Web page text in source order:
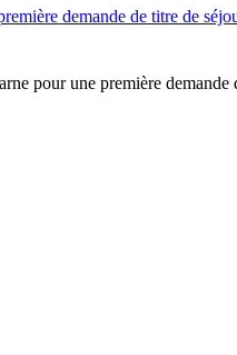
demande de titre de
pour une première